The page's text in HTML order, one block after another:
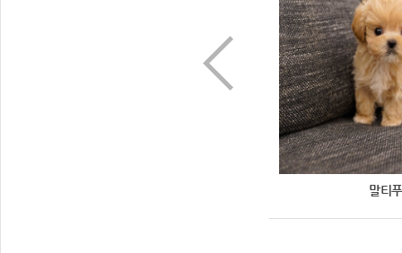
말티푸